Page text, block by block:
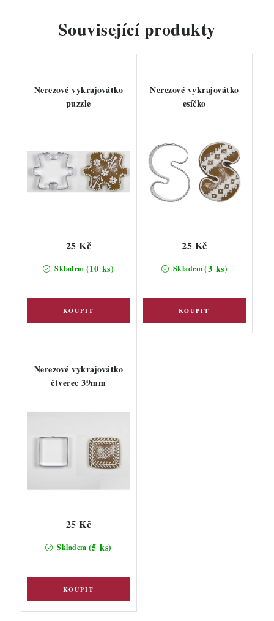
Související produkty
Nerezové vykrajovátko
puzzle
Skladem (10 ks)
25 Kč
Nerezové vykrajovátko
esíčko
Skladem(3 ks)
25 Kč
Nerezové vykrajovátko
čtverec 39mm
Skladem (5 ks)
25 Kč